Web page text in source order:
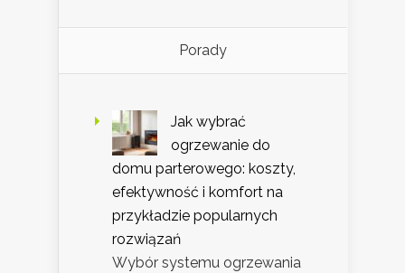
Porady
Jak wybrać
ogrzewanie do
domu parterowego: koszty,
efektywność i komfort na
przykładzie popularnych
rozwiązań
Wybór systemu ogrzewania